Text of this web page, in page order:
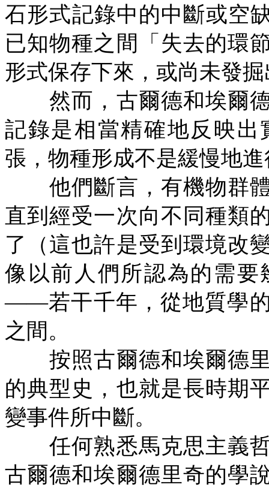
石形式記錄中的中斷或空
已知物種之間「失去的環
形式保存下來，或尚未發
然而，古爾德和埃爾德
記錄是相當精確地反映
張，物種形成不是緩慢地
他們斷言，有機物群體
直到經受一次向不同種類
了（這也許是受到環境改
像以前人們所認為的需
——若干千年，從地質學
之間。
按照古爾德和埃爾德里
的典型史，也就是長時期
變事件所中斷。
任何熟悉馬克思主義哲
古爾德和埃爾德里奇的學